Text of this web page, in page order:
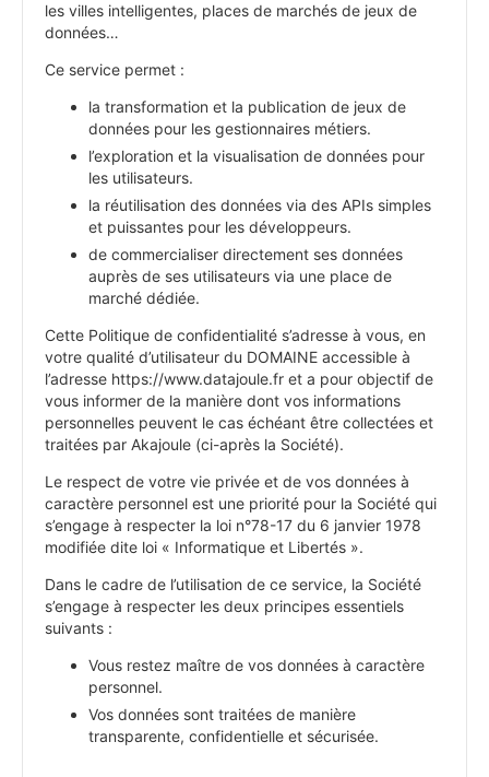
les villes intelligentes, places de marchés de jeux de
données…
Ce service permet :
la transformation et la publication de jeux de
données pour les gestionnaires métiers.
l’exploration et la visualisation de données pour
les utilisateurs.
la réutilisation des données via des APIs simples
et puissantes pour les développeurs.
de commercialiser directement ses données
auprès de ses utilisateurs via une place de
marché dédiée.
Cette Politique de confidentialité s’adresse à vous, en
votre qualité d’utilisateur du DOMAINE accessible à
l’adresse https://www.datajoule.fr et a pour objectif de
vous informer de la manière dont vos informations
personnelles peuvent le cas échéant être collectées et
traitées par Akajoule (ci-après la Société).
Le respect de votre vie privée et de vos données à
caractère personnel est une priorité pour la Société qui
s’engage à respecter la loi n°78-17 du 6 janvier 1978
modifiée dite loi « Informatique et Libertés ».
Dans le cadre de l’utilisation de ce service, la Société
s’engage à respecter les deux principes essentiels
suivants :
Vous restez maître de vos données à caractère
personnel.
Vos données sont traitées de manière
transparente, confidentielle et sécurisée.